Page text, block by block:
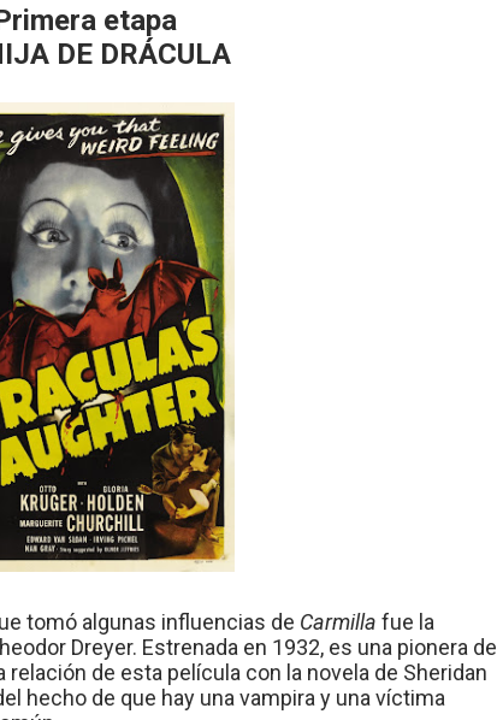
etapa
DE DRÁCULA
tomó algunas influencias de Carmilla fue la
Dreyer. Estrenada en 1932, es una pionera del
relación de esta película con la novela de Sheridan
hecho de que hay una vampira y una víctima